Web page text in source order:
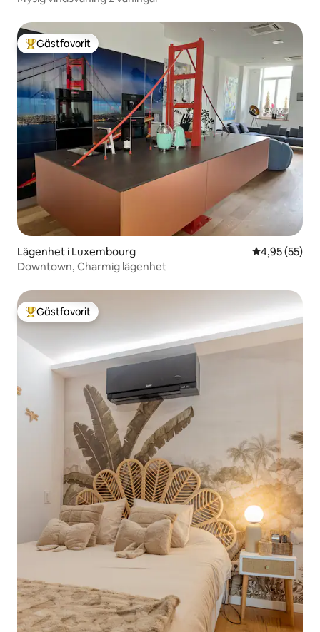
Populär gästfavorit
Gästfavorit
Lägenhet i Luxembourg 4,95 av 5 i
4,95 (55)
Downtown, Charmig lägenhet
Populär gästfavorit
Gästfavorit